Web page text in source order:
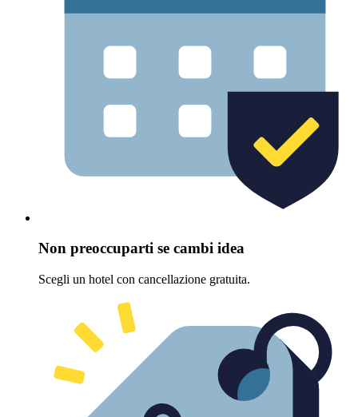
Non preoccuparti se cambi idea
Scegli un hotel con cancellazione gratuita.